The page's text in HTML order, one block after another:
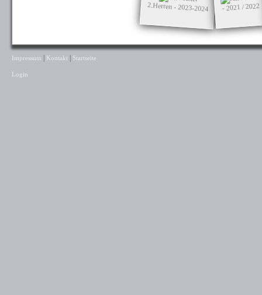
2.Herren - 2023-2024 - 2021 / 2022
Impressum | Kontakt | Startseite
Login